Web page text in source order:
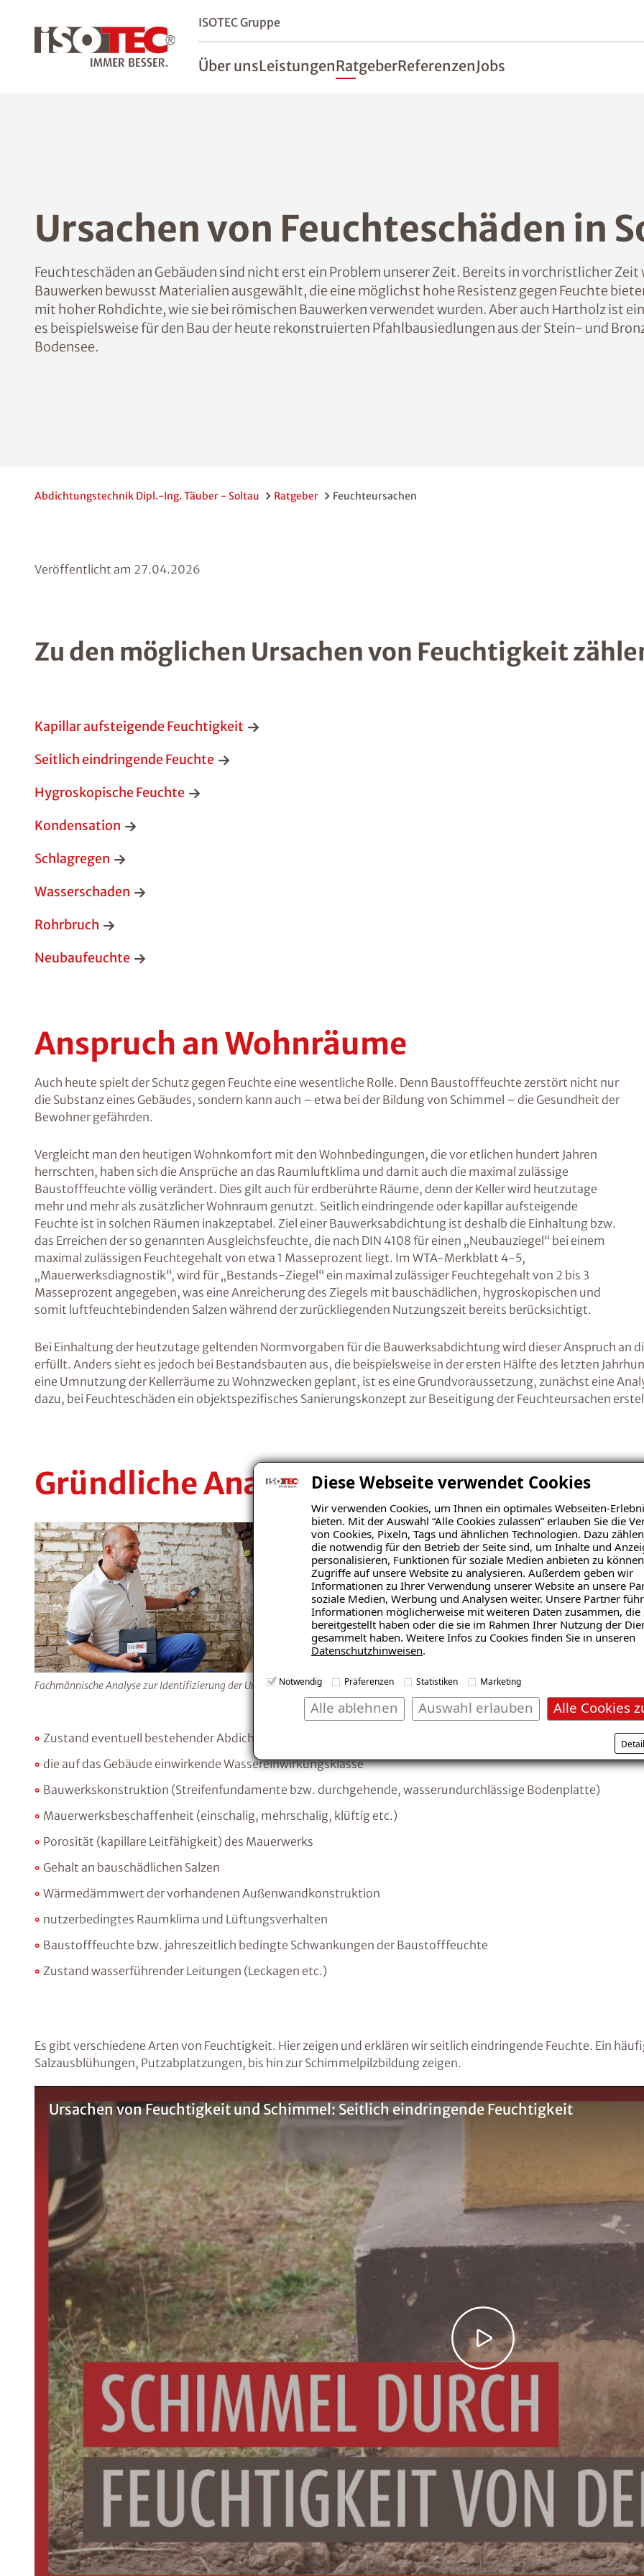
Diese Webseite verwendet Cookies
Wir verwenden Cookies, um Ihnen ein optimales Webseiten-
bieten. Mit der Auswahl “Alle Cookies zulassen” erlauben Sie die
von Cookies, Pixeln, Tags und ähnlichen Technologien. Dazu
die notwendig für den Betrieb der Seite sind, um Inhalte und
personalisieren, Funktionen für soziale Medien anbieten zu
Zugriffe auf unsere Website zu analysieren. Außerdem geben wir
Informationen zu Ihrer Verwendung unserer Website an unsere
soziale Medien, Werbung und Analysen weiter. Unsere Partner
Informationen möglicherweise mit weiteren Daten zusammen, die
bereitgestellt haben oder die sie im Rahmen Ihrer Nutzung der
gesammelt haben. Weitere Infos zu Cookies finden Sie in unseren
Datenschutzhinweisen.
Notwendig Präferenzen Statistiken Marketing
Alle Cookies
Auswahl erlauben
Alle ablehnen
ISOTEC Gruppe
Über unsLeistungenRatgeberReferenzenJobs
Ursachen von Feuchteschäden in
Feuchteschäden an Gebäuden sind nicht erst ein Problem unserer Zeit. Bereits in vorchristlicher
Bauwerken bewusst Materialien ausgewählt, die eine möglichst hohe Resistenz gegen Feuchte
mit hoher Rohdichte, wie sie bei römischen Bauwerken verwendet wurden. Aber auch Hartholz ist
es beispielsweise für den Bau der heute rekonstruierten Pfahlbausiedlungen aus der Stein- und
Bodensee.
Abdichtungstechnik Dipl.-Ing. Täuber - Soltau Ratgeber Feuchteursachen
Veröffentlicht am 27.04.2026
Zu den möglichen Ursachen von Feuchtigkeit
Kapillar aufsteigende Feuchtigkeit
Seitlich eindringende Feuchte
Hygroskopische Feuchte
Kondensation
Schlagregen
Wasserschaden
Rohrbruch
Neubaufeuchte
Anspruch an Wohnräume
Auch heute spielt der Schutz gegen Feuchte eine wesentliche Rolle. Denn Baustofffeuchte zerstört nicht nur
die Substanz eines Gebäudes, sondern kann auch – etwa bei der Bildung von Schimmel – die Gesundheit der
Bewohner gefährden.
Vergleicht man den heutigen Wohnkomfort mit den Wohnbedingungen, die vor etlichen hundert Jahren
herrschten, haben sich die Ansprüche an das Raumluftklima und damit auch die maximal zulässige
Baustofffeuchte völlig verändert. Dies gilt auch für erdberührte Räume, denn der Keller wird heutzutage
mehr und mehr als zusätzlicher Wohnraum genutzt. Seitlich eindringende oder kapillar aufsteigende
Feuchte ist in solchen Räumen inakzeptabel. Ziel einer Bauwerksabdichtung ist deshalb die Einhaltung bzw.
das Erreichen der so genannten Ausgleichsfeuchte, die nach DIN 4108 für einen „Neubauziegel“ bei einem
maximal zulässigen Feuchtegehalt von etwa 1 Masseprozent liegt. Im WTA-Merkblatt 4-5,
„Mauerwerksdiagnostik“, wird für „Bestands-Ziegel“ ein maximal zulässiger Feuchtegehalt von 2 bis 3
Masseprozent angegeben, was eine Anreicherung des Ziegels mit bauschädlichen, hygroskopischen und
somit luftfeuchtebindenden Salzen während der zurückliegenden Nutzungszeit bereits berücksichtigt.
Bei Einhaltung der heutzutage geltenden Normvorgaben für die Bauwerksabdichtung wird dieser Anspruch an
erfüllt. Anders sieht es jedoch bei Bestandsbauten aus, die beispielsweise in der ersten Hälfte des letzten
eine Umnutzung der Kellerräume zu Wohnzwecken geplant, ist es eine Grundvoraussetzung, zunächst eine
dazu, bei Feuchteschäden ein objektspezifisches Sanierungskonzept zur Beseitigung der Feuchteursachen
Gründliche Analyse der Ursache
Fachmännische Analyse zur Identifizierung der Ursache.
Die Bauzustandsanalyse ermöglicht es uns, die
Bausubstanz zu klären. Denn eine Durchfeuchtung
Kombination mehrerer Feuchteursachen haben. Das
Feuchteschäden ist eine möglichst exakte
genug betont werden. Fehler, die in diesem frühen
kostenintensiv aufgeholt werden.
Mit Analysetechnik und strukturierten Checklisten
Zustand eventuell bestehender Abdichtungen
die auf das Gebäude einwirkende Wassereinwirkungsklasse
Bauwerkskonstruktion (Streifenfundamente bzw. durchgehende, wasserundurchlässige Bodenplatte)
Mauerwerksbeschaffenheit (einschalig, mehrschalig, klüftig etc.)
Porosität (kapillare Leitfähigkeit) des Mauerwerks
Gehalt an bauschädlichen Salzen
Wärmedämmwert der vorhandenen Außenwandkonstruktion
nutzerbedingtes Raumklima und Lüftungsverhalten
Baustofffeuchte bzw. jahreszeitlich bedingte Schwankungen der Baustofffeuchte
Zustand wasserführender Leitungen (Leckagen etc.)
Es gibt verschiedene Arten von Feuchtigkeit. Hier zeigen und erklären wir seitlich eindringende Feuchte. Ein
Salzausblühungen, Putzabplatzungen, bis hin zur Schimmelpilzbildung zeigen.
Ursachen von Feuchtigkeit und Schimmel: Seitlich eindringende Feuchtigkeit